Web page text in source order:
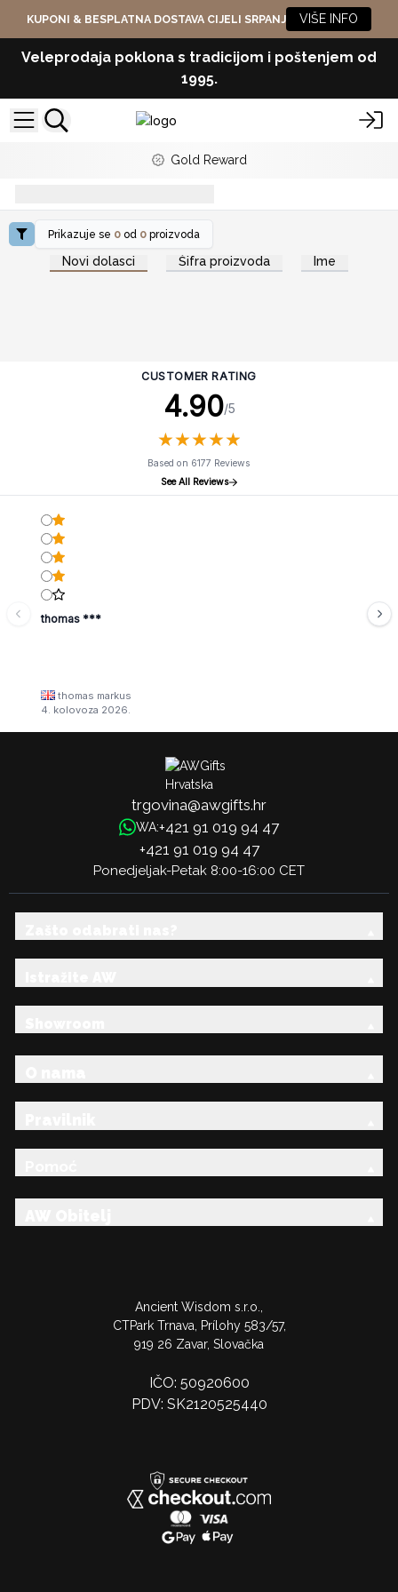
KUPONI & BESPLATNA DOSTAVA CIJELI SRPANJ VIŠE INFO
Veleprodaja poklona s tradicijom i poštenjem od
1995.
Gold Reward
Prikazuje se 0 od 0 proizvoda
Novi dolasci Šifra proizvoda Ime
CUSTOMER RATING
4.90/5
★★★★★
★★★★★
Based on 6177 Reviews
See All Reviews
thomas ***
thomas markus
4. kolovoza 2026.
trgovina@awgifts.hr
WA:+421 91 019 94 47
+421 91 019 94 47
Ponedjeljak-Petak 8:00-16:00 CET
Ancient Wisdom s.r.o.,
CTPark Trnava, Prílohy 583/57,
919 26 Zavar, Slovačka
IČO: 50920600
PDV: SK2120525440